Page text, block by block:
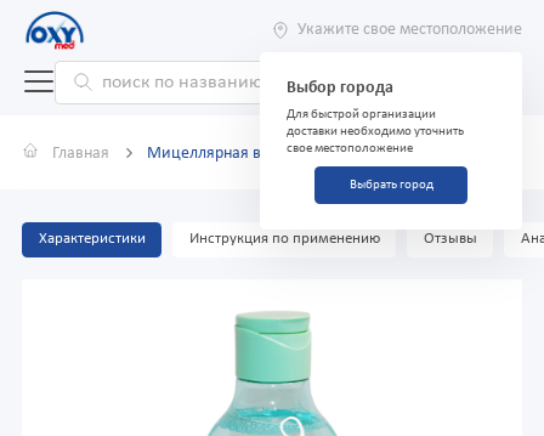
Укажите свое местоположение
Выбор города
Для быстрой организации
доставки необходимо уточнить
свое местоположение
Выбрать город
Главная Мицеллярная вода Eco Balance 400 мл
Характеристики Инструкция по применению Отзывы